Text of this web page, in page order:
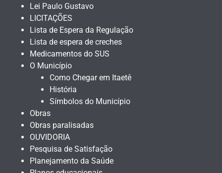
Lei Paulo Gustavo
LICITAÇÕES
Lista de Espera da Regulação
Lista de espera de creches
Medicamentos do SUS
O Município
Como Chegar em Itaetê
História
Símbolos do Município
Obras
Obras paralisadas
OUVIDORIA
Pesquisa de Satisfação
Planejamento da Saúde